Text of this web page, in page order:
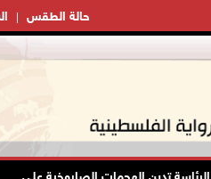
حالة الطقس